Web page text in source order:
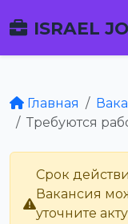
ISRAEL
Главная
Требуются
Срок
Вакансия
уточните